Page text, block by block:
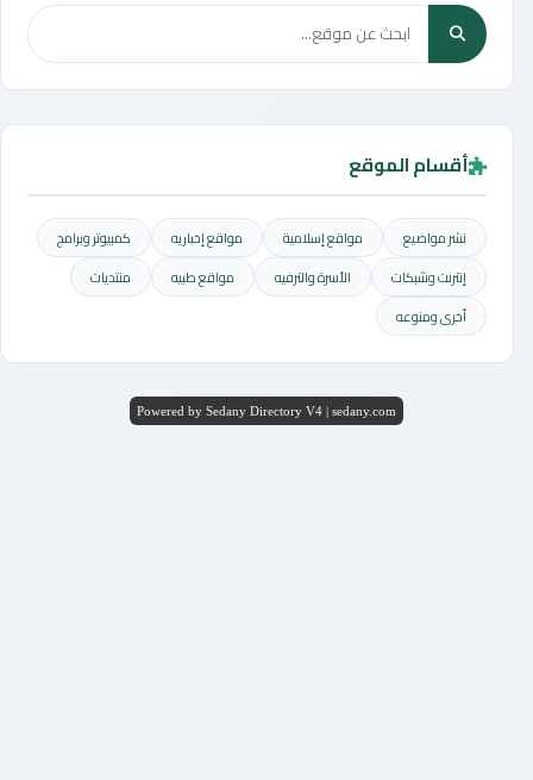
أقسام الموقع
نشر مواضيع مواقع إسلامية مواقع إخباريه
كمبيوتر وبرامج
إنترنت وشبكات
الأسرة والترفيه مواقع طبيه
منتديات
أخرى ومنوعه
Powered by Sedany Directory V4 | sedany.com